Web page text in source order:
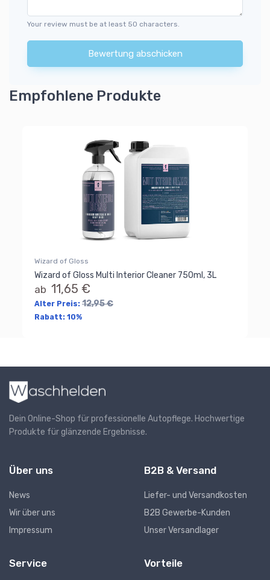
Your review must be at least 50 characters.
Bewertung abschicken
Empfohlene Produkte
Wizard of Gloss
Wizard of Gloss Multi Interior Cleaner 750ml, 3L
ab 11,65 €
Alter Preis: 12,95 €
Rabatt: 10%
Dein Online-Shop für professionelle Autopflege. Hochwertige
Produkte für glänzende Ergebnisse.
Über uns
News
Wir über uns
Impressum
B2B & Versand
Liefer- und Versandkosten
B2B Gewerbe-Kunden
Unser Versandlager
Service Vorteile